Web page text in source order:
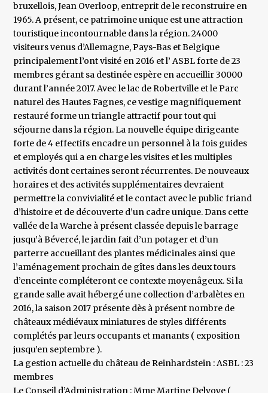
bruxellois, Jean Overloop, entreprit de le reconstruire en
1965. A présent, ce patrimoine unique est une attraction
touristique incontournable dans la région. 24000
visiteurs venus d’Allemagne, Pays-Bas et Belgique
principalement l’ont visité en 2016 et l’ ASBL forte de 23
membres gérant sa destinée espère en accueillir 30000
durant l’année 2017. Avec le lac de Robertville et le Parc
naturel des Hautes Fagnes, ce vestige magnifiquement
restauré forme un triangle attractif pour tout qui
séjourne dans la région. La nouvelle équipe dirigeante
forte de 4 effectifs encadre un personnel à la fois guides
et employés qui a en charge les visites et les multiples
activités dont certaines seront récurrentes. De nouveaux
horaires et des activités supplémentaires devraient
permettre la convivialité et le contact avec le public friand
d’histoire et de découverte d’un cadre unique. Dans cette
vallée de la Warche à présent classée depuis le barrage
jusqu’à Bévercé, le jardin fait d’un potager et d’un
parterre accueillant des plantes médicinales ainsi que
l’aménagement prochain de gîtes dans les deux tours
d’enceinte compléteront ce contexte moyenâgeux. Si la
grande salle avait hébergé une collection d’arbalètes en
2016, la saison 2017 présente dès à présent nombre de
châteaux médiévaux miniatures de styles différents
complétés par leurs occupants et manants ( exposition
jusqu’en septembre ).
La gestion actuelle du château de Reinhardstein : ASBL : 23
membres
Le Conseil d’Administration : Mme Martine Delvoye (